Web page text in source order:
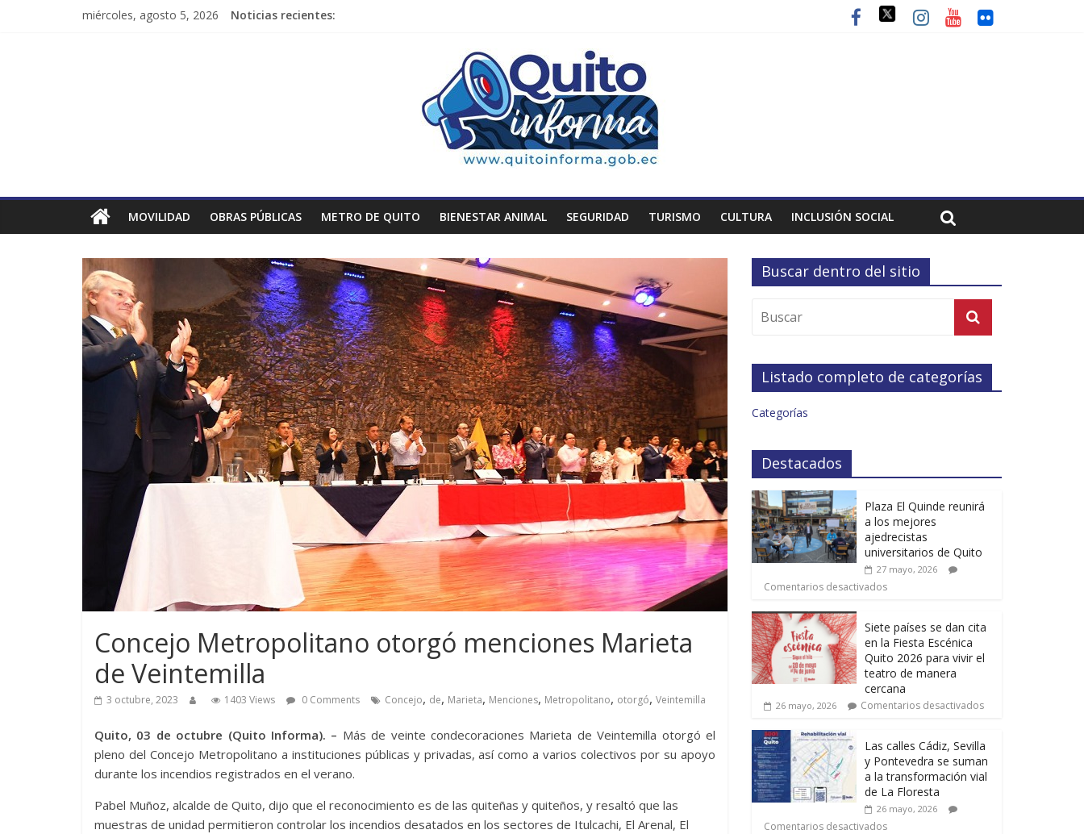
miércoles, agosto 5, 2026 Noticias recientes:
MOVILIDAD OBRAS PÚBLICAS METRO DE QUITO BIENESTAR ANIMAL SEGURIDAD TURISMO CULTURA INCLUSIÓN SOCIAL
Concejo Metropolitano otorgó menciones Marieta
de Veintemilla
3 octubre, 2023 1403 Views 0 Comments Concejo, de, Marieta, Menciones, Metropolitano, otorgó, Veintemilla
Quito, 03 de octubre (Quito Informa). – Más de veinte condecoraciones Marieta de Veintemilla otorgó el
pleno del Concejo Metropolitano a instituciones públicas y privadas, así como a varios colectivos por su apoyo
durante los incendios registrados en el verano.
Pabel Muñoz, alcalde de Quito, dijo que el reconocimiento es de las quiteñas y quiteños, y resaltó que las
muestras de unidad permitieron controlar los incendios desatados en los sectores de Itulcachi, El Arenal, El
Buscar dentro del sitio
Listado completo de categorías
Categorías
Destacados
Plaza El Quinde reunirá
a los mejores
ajedrecistas
universitarios de Quito
27 mayo, 2026
Comentarios desactivados
Siete países se dan cita
en la Fiesta Escénica
Quito 2026 para vivir el
teatro de manera
cercana
26 mayo, 2026 Comentarios desactivados
Las calles Cádiz, Sevilla
y Pontevedra se suman
a la transformación vial
de La Floresta
26 mayo, 2026
Comentarios desactivados